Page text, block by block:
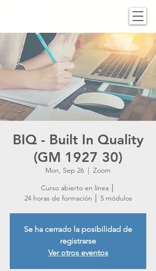
BIQ - Built In Quality
(GM 1927 30)
Mon, Sep 26
  |
Zoom
Curso abierto en línea │
24 horas de formación │ 5 módulos
Se ha cerrado la posibilidad de
registrarse
Ver otros eventos